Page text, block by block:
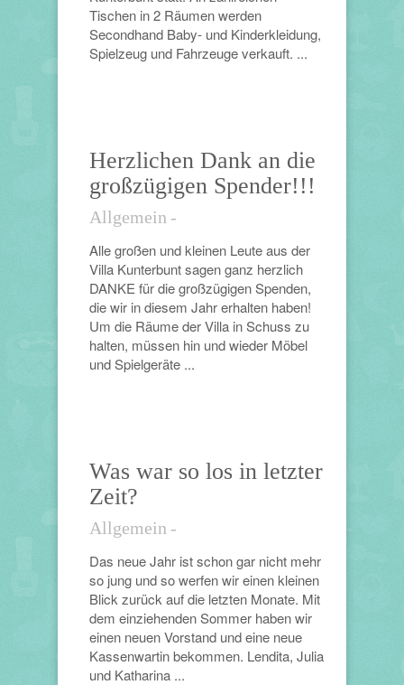
Tischen in 2 Räumen werden
Secondhand Baby- und Kinderkleidung,
Spielzeug und Fahrzeuge verkauft. ...
Herzlichen Dank an die
großzügigen Spender!!!
Allgemein -
Alle großen und kleinen Leute aus der
Villa Kunterbunt sagen ganz herzlich
DANKE für die großzügigen Spenden,
die wir in diesem Jahr erhalten haben!
Um die Räume der Villa in Schuss zu
halten, müssen hin und wieder Möbel
und Spielgeräte ...
Was war so los in letzter
Zeit?
Allgemein -
Das neue Jahr ist schon gar nicht mehr
so jung und so werfen wir einen kleinen
Blick zurück auf die letzten Monate. Mit
dem einziehenden Sommer haben wir
einen neuen Vorstand und eine neue
Kassenwartin bekommen. Lendita, Julia
und Katharina ...